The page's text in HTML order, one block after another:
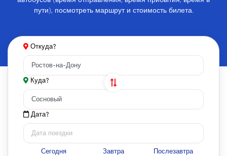
пути), посмотреть маршрут и стоимость билета.
Откуда?
Куда?
Дата?
Сегодня Завтра Послезавтра